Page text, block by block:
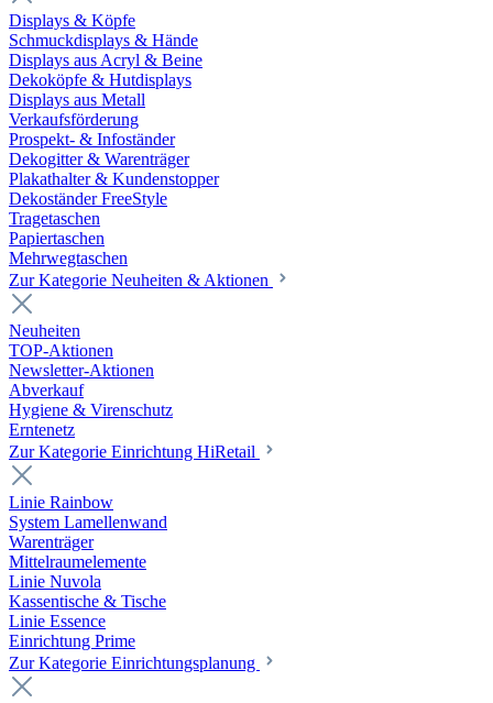
Displays & Köpfe
Schmuckdisplays & Hände
Displays aus Acryl & Beine
Dekoköpfe & Hutdisplays
Displays aus Metall
Verkaufsförderung
Prospekt- & Infoständer
Dekogitter & Warenträger
Plakathalter & Kundenstopper
Dekoständer FreeStyle
Tragetaschen
Papiertaschen
Mehrwegtaschen
Zur Kategorie Neuheiten & Aktionen
Neuheiten
TOP-Aktionen
Newsletter-Aktionen
Abverkauf
Hygiene & Virenschutz
Erntenetz
Zur Kategorie Einrichtung HiRetail
Linie Rainbow
System Lamellenwand
Warenträger
Mittelraumelemente
Linie Nuvola
Kassentische & Tische
Linie Essence
Einrichtung Prime
Zur Kategorie Einrichtungsplanung